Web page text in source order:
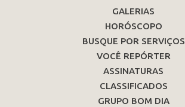
GALERIAS
HORÓSCOPO
BUSQUE POR SERVIÇOS
VOCÊ REPÓRTER
ASSINATURAS
CLASSIFICADOS
GRUPO BOM DIA